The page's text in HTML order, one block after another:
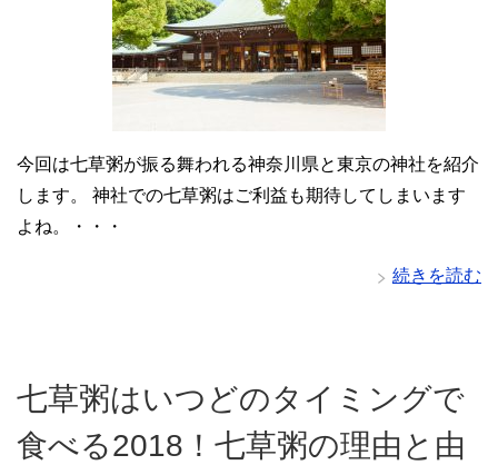
今回は七草粥が振る舞われる神奈川県と東京の神社を紹介
します。 神社での七草粥はご利益も期待してしまいます
よね。・・・
続きを読む
七草粥はいつどのタイミングで
食べる2018！七草粥の理由と由